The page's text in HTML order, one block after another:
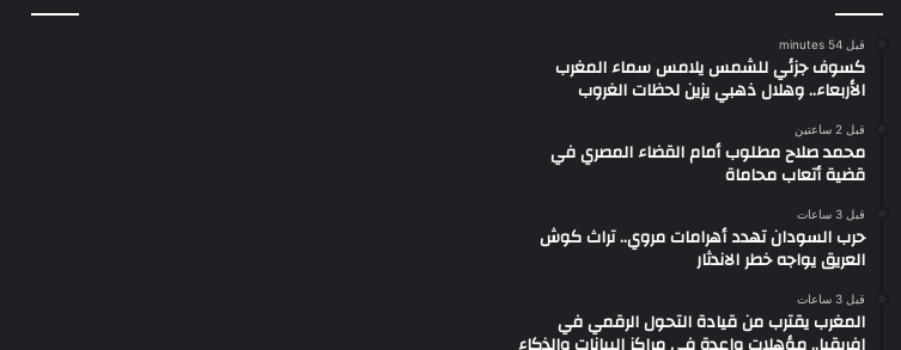
قبل 54 minutes
كسوف جزئي للشمس يلامس سماء المغرب
الأربعاء.. وهلال ذهبي يزين لحظات الغروب
قبل 2 ساعتين
محمد صلاح مطلوب أمام القضاء المصري في
قضية أتعاب محاماة
قبل 3 ساعات
حرب السودان تهدد أهرامات مروي.. تراث كوش
العريق يواجه خطر الاندثار
قبل 3 ساعات
المغرب يقترب من قيادة التحول الرقمي في